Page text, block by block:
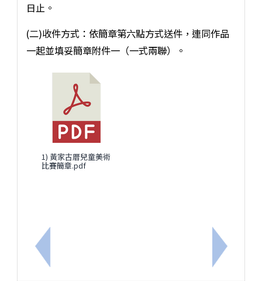
上一筆：回上頁2026臺南文資月『文資印象派』繪
日止。
(二)收件方式：依簡章第六點方式送件，連同作品
一起並填妥簡章附件一（一式兩聯）。
1) 黃家古厝兒童美術
比賽簡章.pdf
下一筆：